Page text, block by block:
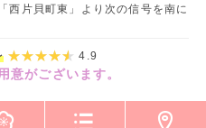
西片貝町東」より次の信号を南に
4.9
意がございます。